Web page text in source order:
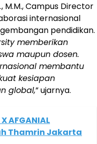
M.M., Campus Director
internasional
pendidikan.
memberikan
maupun dosen.
membantu
kesiapan
global,” ujarnya.
AFGANIAL
Thamrin Jakarta